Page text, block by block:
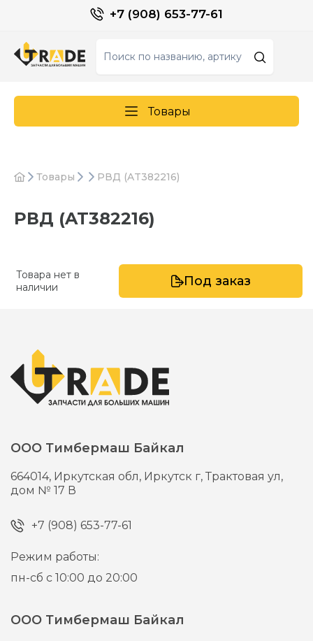
+7 (908) 653-77-61
Товары
Товары РВД (AT382216)
РВД (AT382216)
Товара нет в
наличии
Под заказ
ООО Тимбермаш Байкал
664014, Иркутская обл, Иркутск г,Трактовая ул,
дом № 17 В
+7 (908) 653-77-61
Режим работы:
пн-сб с 10:00 до 20:00
ООО Тимбермаш Байкал